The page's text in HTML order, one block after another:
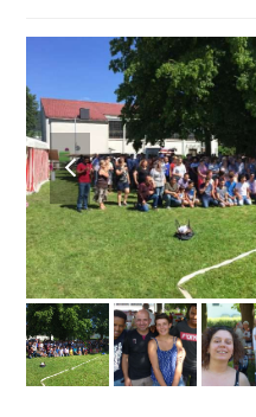
previous
slide